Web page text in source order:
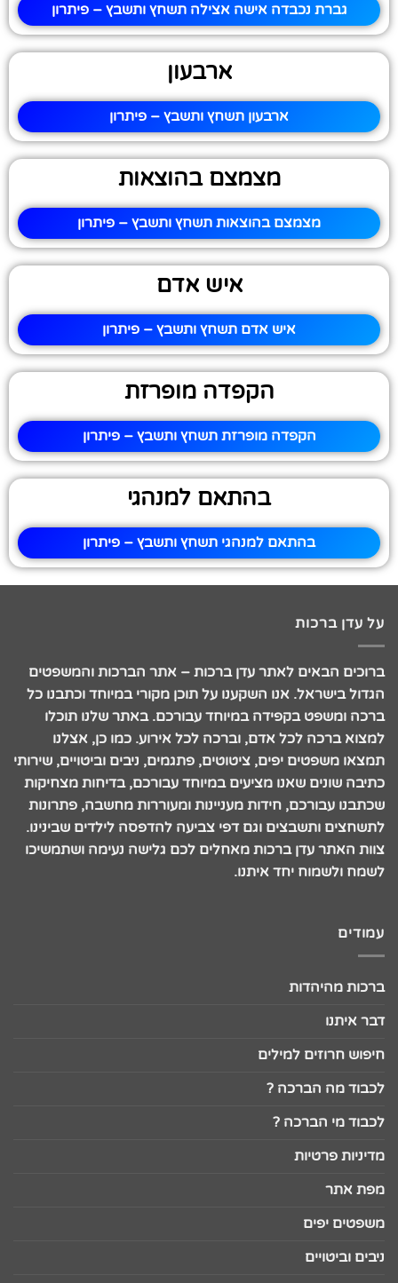
גברת נכבדה אישה אצילה תשחץ ותשבץ – פיתרון
ארבעון
ארבעון תשחץ ותשבץ – פיתרון
מצמצם בהוצאות
מצמצם בהוצאות תשחץ ותשבץ – פיתרון
איש אדם
איש אדם תשחץ ותשבץ – פיתרון
הקפדה מופרזת
הקפדה מופרזת תשחץ ותשבץ – פיתרון
בהתאם למנהגי
בהתאם למנהגי תשחץ ותשבץ – פיתרון
על עדן ברכות
ברוכים הבאים לאתר עדן ברכות – אתר הברכות והמשפטים
הגדול בישראל. אנו השקענו על תוכן מקורי במיוחד וכתבנו כל
ברכה ומשפט בקפידה במיוחד עבורכם. באתר שלנו תוכלו
למצוא ברכה לכל אדם, וברכה לכל אירוע. כמו כן, אצלנו
תמצאו משפטים יפים, ציטוטים, פתגמים, ניבים וביטויים, שירותי
כתיבה שונים שאנו מציעים במיוחד עבורכם, בדיחות מצחיקות
שכתבנו עבורכם, חידות מעניינות ומעוררות מחשבה, פתרונות
לתשחצים ותשבצים וגם דפי צביעה להדפסה לילדים שבינינו.
צוות האתר עדן ברכות מאחלים לכם גלישה נעימה ושתמשיכו
לשמח ולשמוח יחד איתנו.
עמודים
ברכות מהיהדות
דבר איתנו
חיפוש חרוזים למילים
לכבוד מה הברכה ?
לכבוד מי הברכה ?
מדיניות פרטיות
מפת אתר
משפטים יפים
ניבים וביטויים